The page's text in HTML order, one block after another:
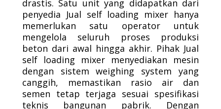
drastis. Satu unit yang didapatkan dari
penyedia Jual self loading mixer hanya
memerlukan satu operator untuk
mengelola seluruh proses produksi
beton dari awal hingga akhir. Pihak Jual
self loading mixer menyediakan mesin
dengan sistem weighing system yang
canggih, memastikan rasio air dan
semen tetap terjaga sesuai spesifikasi
teknis bangunan pabrik. Dengan